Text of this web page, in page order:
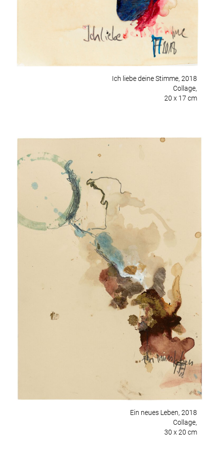
Ich liebe deine Stimme, 2018
Collage,
20 x 17 cm
Ein neues Leben, 2018
Collage,
30 x 20 cm